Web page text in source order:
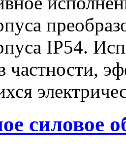
IP54.
силовое